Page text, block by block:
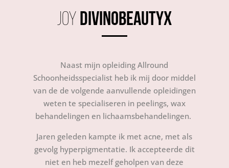
JOY DIVINOBEAUTYX
Naast mijn opleiding Allround
Schoonheidsspecialist heb ik mij door middel
van de de volgende aanvullende opleidingen
weten te specialiseren in peelings, wax
behandelingen en lichaamsbehandelingen.
Jaren geleden kampte ik met acne, met als
gevolg hyperpigmentatie. Ik accepteerde dit
niet en heb mezelf geholpen van deze